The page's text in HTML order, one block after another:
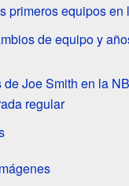
primeros equipos en
de equipo y
de Joe Smith en la
regular